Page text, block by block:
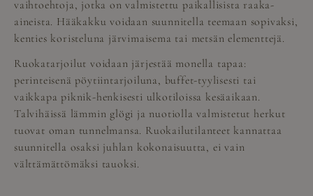
vaihtoehtoja, jotka on valmistettu paikallisista raaka-
aineista. Hääkakku voidaan suunnitella teemaan sopivaksi,
kenties koristeluna järvimaisema tai metsän elementtejä.
Ruokatarjoilut voidaan järjestää monella tapaa:
perinteisenä pöytiintarjoiluna, buffet-tyylisesti tai
vaikkapa piknik-henkisesti ulkotiloissa kesäaikaan.
Talvihäissä lämmin glögi ja nuotiolla valmistetut herkut
tuovat oman tunnelmansa. Ruokailutilanteet kannattaa
suunnitella osaksi juhlan kokonaisuutta, ei vain
välttämättömäksi tauoksi.